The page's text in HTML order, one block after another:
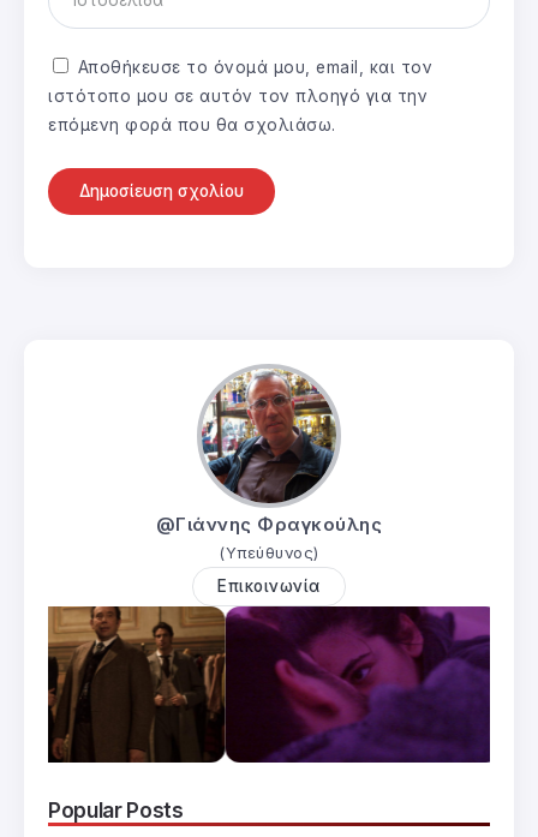
Αποθήκευσε το όνομά μου, email, και τον
ιστότοπο μου σε αυτόν τον πλοηγό για την
επόμενη φορά που θα σχολιάσω.
@Γιάννης Φραγκούλης
(Υπεύθυνος)
Επικοινωνία
Popular Posts